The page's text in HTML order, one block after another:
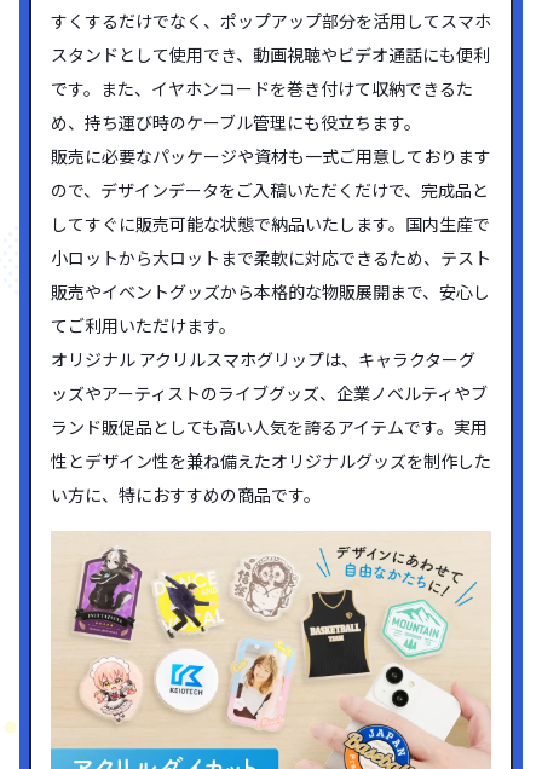
すくするだけでなく、ポップアップ部分を活用してスマホ
スタンドとして使用でき、動画視聴やビデオ通話にも便利
です。また、イヤホンコードを巻き付けて収納できるた
め、持ち運び時のケーブル管理にも役立ちます。
販売に必要なパッケージや資材も一式ご用意しております
ので、デザインデータをご入稿いただくだけで、完成品と
してすぐに販売可能な状態で納品いたします。国内生産で
小ロットから大ロットまで柔軟に対応できるため、テスト
販売やイベントグッズから本格的な物販展開まで、安心し
てご利用いただけます。
オリジナル アクリルスマホグリップは、キャラクターグ
ッズやアーティストのライブグッズ、企業ノベルティやブ
ランド販促品としても高い人気を誇るアイテムです。実用
性とデザイン性を兼ね備えたオリジナルグッズを制作した
い方に、特におすすめの商品です。